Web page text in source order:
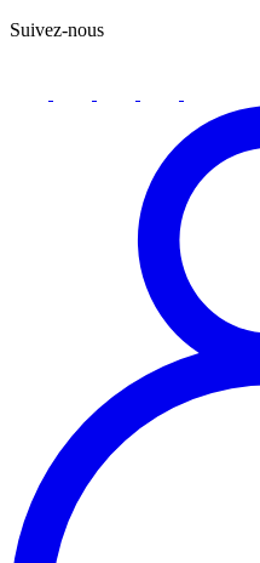
Suivez-nous